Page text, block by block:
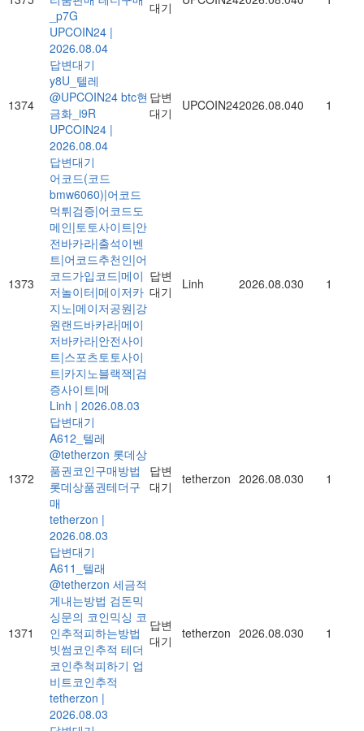
_p7G
UPCOIN24 |
2026.08.04
대기
1374
답변대기
y8U_텔레
@UPCOIN24 btc현
금화_i9R
UPCOIN24 |
2026.08.04
답변
대기
UPCOIN242026.08.040 1
1373
답변대기
어코드(코드
bmw6060)|어코드
먹튀검증|어코드도
메인|토토사이트|안
전바카라|출석이벤
트|어코드추천인|어
코드가입코드|메이
저놀이터|메이저카
지노|메이저공원|강
원랜드바카라|메이
저바카라|안전사이
트|스포츠토토사이
트|카지노블랙잭|검
증사이트|메
Linh | 2026.08.03
답변
대기
Linh 2026.08.030 1
1372
답변대기
A612_텔레
@tetherzon 롯데상
품권코인구매방법
롯데상품권테더구
매
tetherzon |
2026.08.03
답변
대기
tetherzon 2026.08.030 1
1371
답변대기
A611_텔래
@tetherzon 세금적
게내는방법 검돈믹
싱문의 코인믹싱 코
인추적피하는방법
빗썸코인추적 테더
코인추척피하기 업
비트코인추적
tetherzon |
2026.08.03
답변
대기
tetherzon 2026.08.030 1